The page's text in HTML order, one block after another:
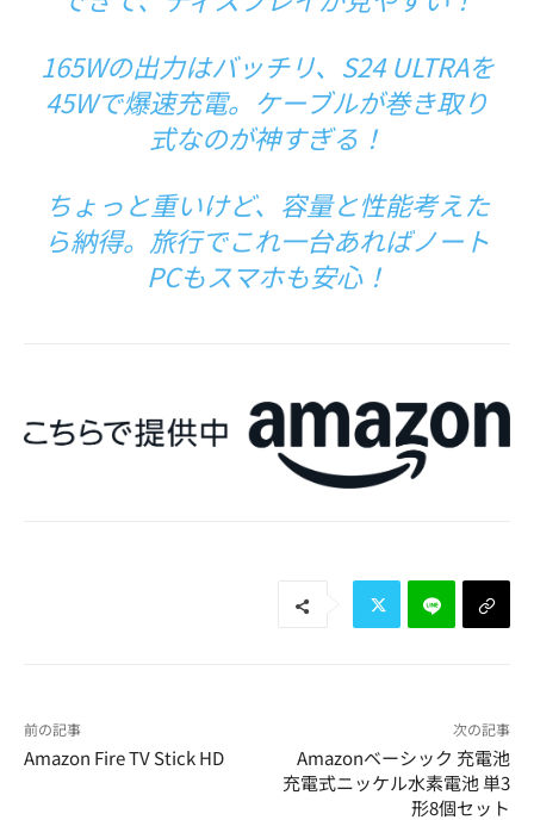
165Wの出力はバッチリ、S24 ULTRAを
45Wで爆速充電。ケーブルが巻き取り
式なのが神すぎる！
ちょっと重いけど、容量と性能考えた
ら納得。旅行でこれ一台あればノート
PCもスマホも安心！
前の記事
Amazon Fire TV Stick HD
次の記事
Amazonベーシック 充電池
充電式ニッケル水素電池 単3
形8個セット